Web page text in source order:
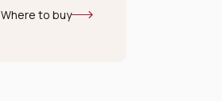
Where to buy